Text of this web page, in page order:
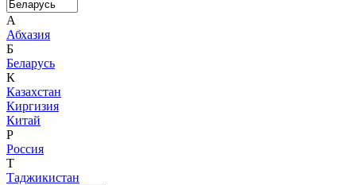
А
Абхазия
Б
Беларусь
К
Казахстан
Киргизия
Китай
Р
Россия
Т
Таджикистан